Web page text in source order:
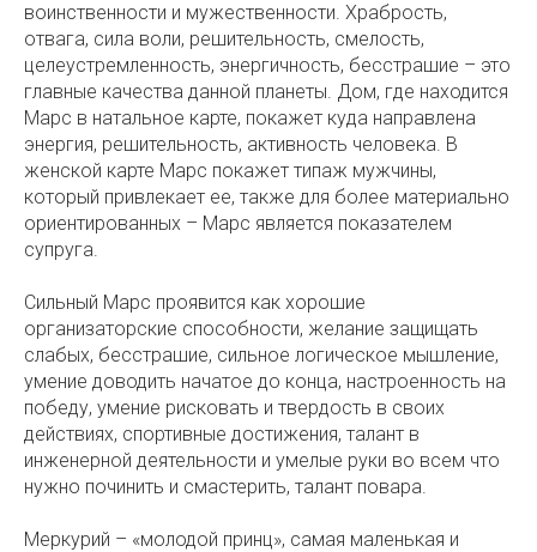
воинственности и мужественности. Храбрость,
отвага, сила воли, решительность, смелость,
целеустремленность, энергичность, бесстрашие – это
главные качества данной планеты. Дом, где находится
Марс в натальное карте, покажет куда направлена
энергия, решительность, активность человека. В
женской карте Марс покажет типаж мужчины,
который привлекает ее, также для более материально
ориентированных – Марс является показателем
супруга.
Сильный Марс проявится как хорошие
организаторские способности, желание защищать
слабых, бесстрашие, сильное логическое мышление,
умение доводить начатое до конца, настроенность на
победу, умение рисковать и твердость в своих
действиях, спортивные достижения, талант в
инженерной деятельности и умелые руки во всем что
нужно починить и смастерить, талант повара.
Меркурий – «молодой принц», самая маленькая и